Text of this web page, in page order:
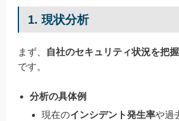
1. 現状分析
まず、 自社のセキュリティ状況を把握
です。
分析の具体例
現在のインシデント発生率や過